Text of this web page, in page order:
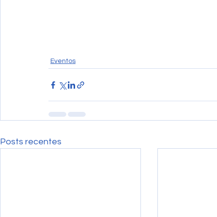
Eventos
Posts recentes